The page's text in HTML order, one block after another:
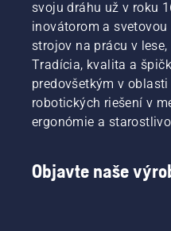
Husqvarna
Group
umiestnila
na
prvom
mieste
v kategórii
Osobné
svoju dráhu už v roku
inovátorom a
strojov na prácu v
Tradícia, kvalita a
predovšetkým v
robotických riešení v
ergonómie a
Objavte naše